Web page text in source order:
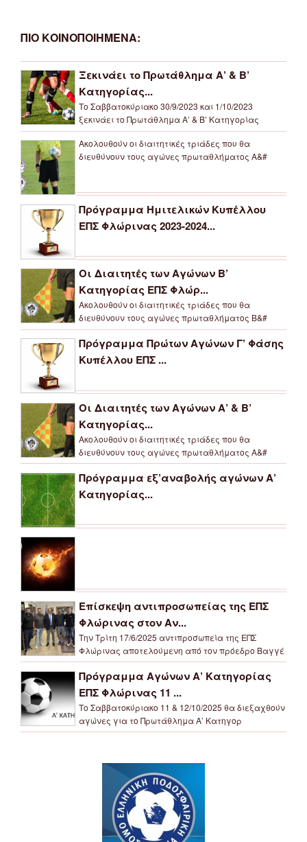
ΠΙΟ ΚΟΙΝΟΠΟΙΗΜΕΝΑ:
Ξεκινάει το Πρωτάθλημα Α’ & Β’
Κατηγορίας...
Το Σαββατοκύριακο 30/9/2023 και 1/10/2023
ξεκινάει το Πρωτάθλημα Α’ & Β’ Κατηγορίας
Ακολουθούν οι διαιτητικές τριάδες που θα
διευθύνουν τους αγώνες πρωταθλήματος Α&#
Πρόγραμμα Ημιτελικών Κυπέλλου
ΕΠΣ Φλώρινας 2023-2024...
Οι Διαιτητές των Αγώνων Β’
Κατηγορίας ΕΠΣ Φλώρ...
Ακολουθούν οι διαιτητικές τριάδες που θα
διευθύνουν τους αγώνες πρωταθλήματος Β&#
Πρόγραμμα Πρώτων Αγώνων Γ’ Φάσης
Κυπέλλου ΕΠΣ ...
Οι Διαιτητές των Αγώνων Α’ & Β’
Κατηγορίας...
Ακολουθούν οι διαιτητικές τριάδες που θα
διευθύνουν τους αγώνες πρωταθλήματος Α&#
Πρόγραμμα εξ’αναβολής αγώνων Α’
Κατηγορίας...
Επίσκεψη αντιπροσωπείας της ΕΠΣ
Φλώρινας στον Αν...
Την Τρίτη 17/6/2025 αντιπροσωπεία της ΕΠΣ
Φλώρινας αποτελούμενη από τον πρόεδρο Βαγγέ
Πρόγραμμα Αγώνων Α’ Κατηγορίας
ΕΠΣ Φλώρινας 11 ...
Το Σαββατοκύριακο 11 & 12/10/2025 θα διεξαχθούν
αγώνες για το Πρωτάθλημα Α’ Κατηγορ